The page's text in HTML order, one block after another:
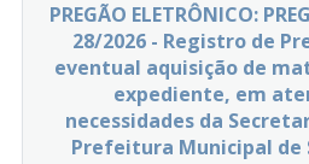
PREGÃO ELETRÔNICO:
28/2026 - Registro de
eventual aquisição de
expediente, em
necessidades da
Prefeitura Municipal de